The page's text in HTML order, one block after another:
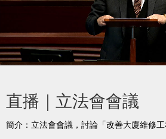
直播｜立法會會議
簡介：立法會會議，討論「改善大廈維修